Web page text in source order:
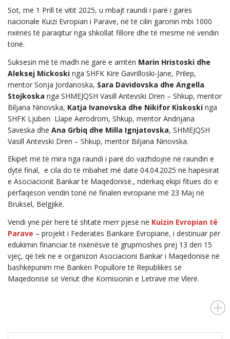
Sot, më 1 Prill të vitit 2025, u mbajt raundi i parë i garës
nacionale Kuizi Evropian i Parave, në të cilin garonin mbi 1000
nxënës të paraqitur nga shkollat fillore dhe të mesme në vendin
tonë.
Suksesin më të madh në garë e arritën Marin Hristoski dhe
Aleksej Mickoski nga SHFK Kire Gavrilloski-Jane, Prilep,
mentor Sonja Jordanoska, Sara Davidovska dhe Angella
Stojkoska nga SHMEJQSH Vasill Antevski Dren – Shkup, mentor
Biljana Ninovska, Katja Ivanovska dhe Nikifor Kiskoski nga
SHFK Ljuben Llape Aerodrom, Shkup, mentor Andrijana
Saveska dhe Ana Grbiq dhe Milla Ignjatovska, SHMEJQSH
Vasill Antevski Dren – Shkup, mentor Biljana Ninovska.
Ekipet më të mira nga raundi i parë do vazhdojnë në raundin e
dytë final, e cila do të mbahet më datë 04.04.2025 në hapësirat
e Asociacionit Bankar të Maqedonisë., ndërkaq ekipi fitues do e
përfaqëson vendin tonë në finalen evropiane më 23 Maj në
Bruksel, Belgjikë.
Vendi ynë për herë të shtatë merr pjesë në Kuizin Evropian të
Parave – projekt i Federatës Bankare Evropiane, i destinuar për
edukimin financiar të nxënësve të grupmoshës prej 13 deri 15
vjeç, që tek ne e organizon Asociacioni Bankar i Maqedonisë në
bashkëpunim me Bankën Popullore të Republikës së
Maqedonisë së Veriut dhe Komisionin e Letrave me Vlerë.